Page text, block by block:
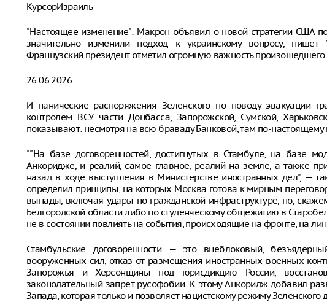
КурсорИзраиль
"Настоящее изменение": Макрон объявил о новой стратегии США
значительно изменили подход к украинскому вопросу,
Французский президент отметил огромную важность произошедшего.
26.06.2026
И панические распоряжения Зеленского по поводу эвакуации
контролем ВСУ части Донбасса, Запорожской, Сумской,
показывают: несмотря на всю браваду Банковой, там по-настоящему
""На базе договоренностей, достигнутых в Стамбуле, на базе
Анкоридже, и реалий, самое главное, реалий на земле, а также
назад в ходе выступления в Министерстве иностранных дел", —
определил принципы, на которых Москва готова к мирным
выпады, включая удары по гражданской инфраструктуре, по,
Белгородской области либо по студенческому общежитию в
не в состоянии повлиять на события, происходящие на фронте, на
Стамбульские договоренности — это внеблоковый,
вооруженных сил, отказ от размещения иностранных военных
Запорожья и Херсонщины под юрисдикцию России,
законодательный запрет русофобии. К этому Анкоридж добавил
Запада, которая только и позволяет нацистскому режиму Зеленского